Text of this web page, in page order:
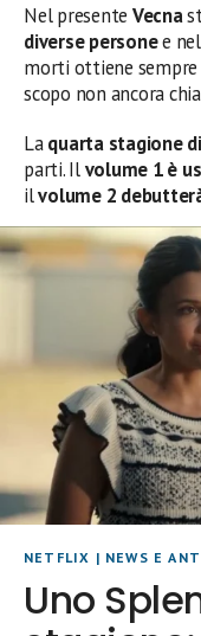
Nel presente Vecna
diverse personee nel
morti ottiene sempre
scopo non ancora
Laquarta stagione
parti. Ilvolume 1 è
ilvolume 2
NETFLIX | NEWS E
Uno